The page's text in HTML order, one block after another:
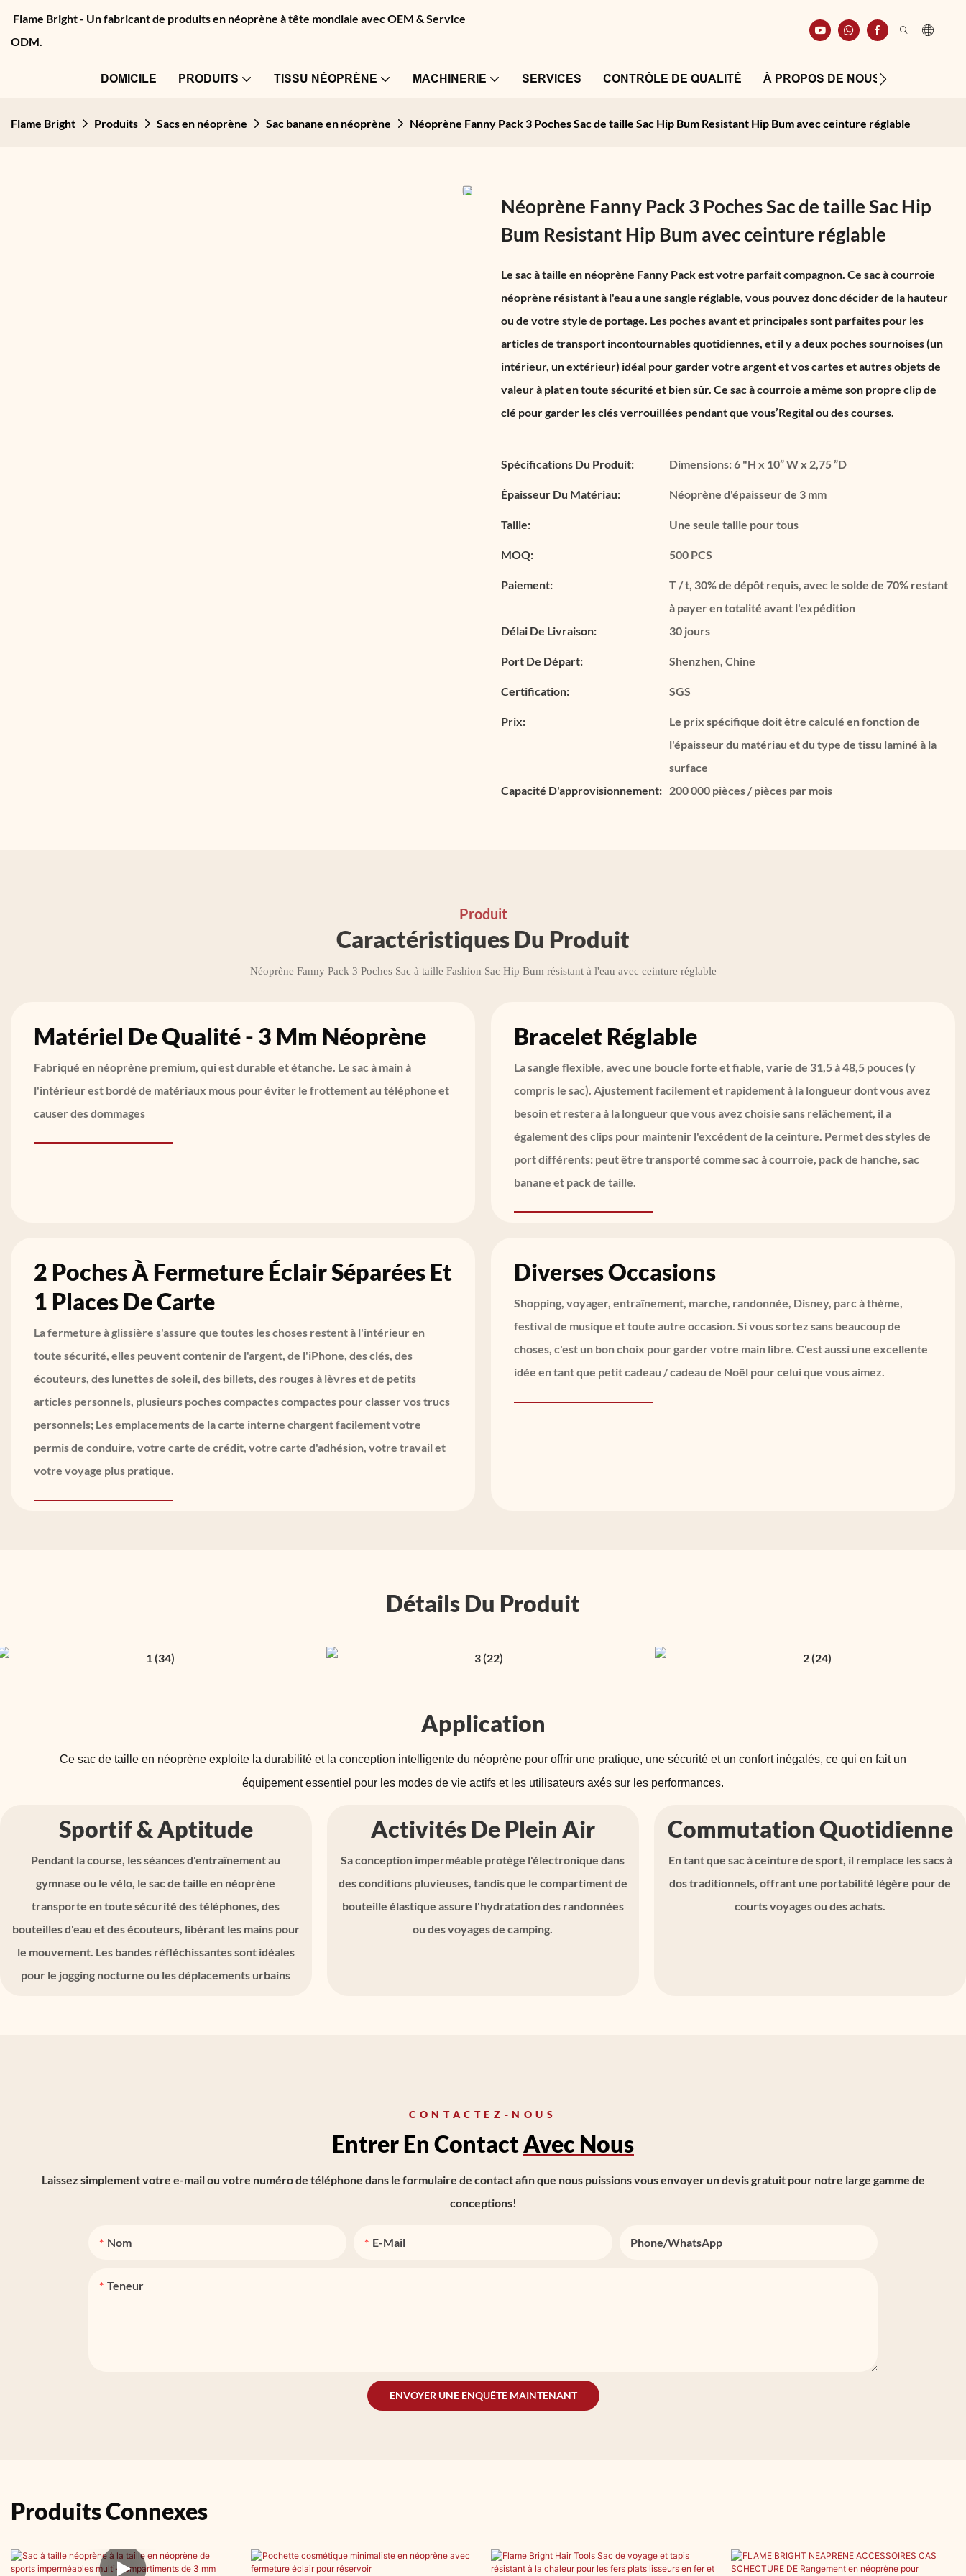
Flame Bright - Un fabricant de produits en néoprène à tête mondiale avec OEM & Service
ODM.
DOMICILE PRODUITS TISSU NÉOPRÈNE MACHINERIE SERVICES CONTRÔLE DE QUALITÉ À PROPOS DE NOUS
Flame Bright Produits Sacs en néoprène Sac banane en néoprène Néoprène Fanny Pack 3 Poches Sac de taille Sac Hip Bum Resistant Hip Bum avec ceinture réglable
Néoprène Fanny Pack 3 Poches Sac de taille Sac Hip
Bum Resistant Hip Bum avec ceinture réglable
Le sac à taille en néoprène Fanny Pack est votre parfait compagnon. Ce sac à courroie
néoprène résistant à l'eau a une sangle réglable, vous pouvez donc décider de la hauteur
ou de votre style de portage. Les poches avant et principales sont parfaites pour les
articles de transport incontournables quotidiennes, et il y a deux poches sournoises (un
intérieur, un extérieur) idéal pour garder votre argent et vos cartes et autres objets de
valeur à plat en toute sécurité et bien sûr. Ce sac à courroie a même son propre clip de
clé pour garder les clés verrouillées pendant que vous’Regital ou des courses.
Spécifications Du Produit: Dimensions: 6 "H x 10” W x 2,75 ”D
Épaisseur Du Matériau: Néoprène d'épaisseur de 3 mm
Taille: Une seule taille pour tous
MOQ: 500 PCS
Paiement:
T / t, 30% de dépôt requis, avec le solde de 70% restant
à payer en totalité avant l'expédition
Délai De Livraison:
30 jours
Port De Départ: Shenzhen, Chine
Certification: SGS
Prix:
Le prix spécifique doit être calculé en fonction de
l'épaisseur du matériau et du type de tissu laminé à la
surface
Capacité D'approvisionnement: 200 000 pièces / pièces par mois
Produit
Caractéristiques Du Produit
Néoprène Fanny Pack 3 Poches Sac à taille Fashion Sac Hip Bum résistant à l'eau avec ceinture réglable
Matériel De Qualité - 3 Mm Néoprène
Fabriqué en néoprène premium, qui est durable et étanche. Le sac à main à
l'intérieur est bordé de matériaux mous pour éviter le frottement au téléphone et
causer des dommages
Bracelet Réglable
La sangle flexible, avec une boucle forte et fiable, varie de 31,5 à 48,5 pouces (y
compris le sac). Ajustement facilement et rapidement à la longueur dont vous avez
besoin et restera à la longueur que vous avez choisie sans relâchement, il a
également des clips pour maintenir l'excédent de la ceinture. Permet des styles de
port différents: peut être transporté comme sac à courroie, pack de hanche, sac
banane et pack de taille.
2 Poches À Fermeture Éclair Séparées Et
1 Places De Carte
La fermeture à glissière s'assure que toutes les choses restent à l'intérieur en
toute sécurité, elles peuvent contenir de l'argent, de l'iPhone, des clés, des
écouteurs, des lunettes de soleil, des billets, des rouges à lèvres et de petits
articles personnels, plusieurs poches compactes compactes pour classer vos trucs
personnels; Les emplacements de la carte interne chargent facilement votre
permis de conduire, votre carte de crédit, votre carte d'adhésion, votre travail et
votre voyage plus pratique.
Diverses Occasions
Shopping, voyager, entraînement, marche, randonnée, Disney, parc à thème,
festival de musique et toute autre occasion. Si vous sortez sans beaucoup de
choses, c'est un bon choix pour garder votre main libre. C'est aussi une excellente
idée en tant que petit cadeau / cadeau de Noël pour celui que vous aimez.
Détails Du Produit
Application
Ce sac de taille en néoprène exploite la durabilité et la conception intelligente du néoprène pour offrir une pratique, une sécurité et un confort inégalés, ce qui en fait un
équipement essentiel pour les modes de vie actifs et les utilisateurs axés sur les performances.
Sportif & Aptitude
Pendant la course, les séances d'entraînement au
gymnase ou le vélo, le sac de taille en néoprène
transporte en toute sécurité des téléphones, des
bouteilles d'eau et des écouteurs, libérant les mains pour
le mouvement. Les bandes réfléchissantes sont idéales
pour le jogging nocturne ou les déplacements urbains
Activités De Plein Air
Sa conception imperméable protège l'électronique dans
des conditions pluvieuses, tandis que le compartiment de
bouteille élastique assure l'hydratation des randonnées
ou des voyages de camping.
Commutation Quotidienne
En tant que sac à ceinture de sport, il remplace les sacs à
dos traditionnels, offrant une portabilité légère pour de
courts voyages ou des achats.
CONTACTEZ-NOUS
Entrer En ContactAvec Nous
Laissez simplement votre e-mail ou votre numéro de téléphone dans le formulaire de contact afin que nous puissions vous envoyer un devis gratuit pour notre large gamme de
conceptions!
Nom E-Mail Phone/whatsApp
Teneur
ENVOYER UNE ENQUÊTE MAINTENANT
Produits Connexes